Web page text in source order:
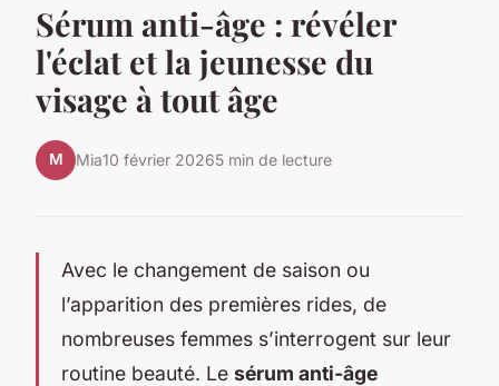
Sérum anti-âge : révéler
l'éclat et la jeunesse du
visage à tout âge
M Mia10 février 20265 min de lecture
Avec le changement de saison ou
l’apparition des premières rides, de
nombreuses femmes s’interrogent sur leur
routine beauté. Le sérum anti-âge